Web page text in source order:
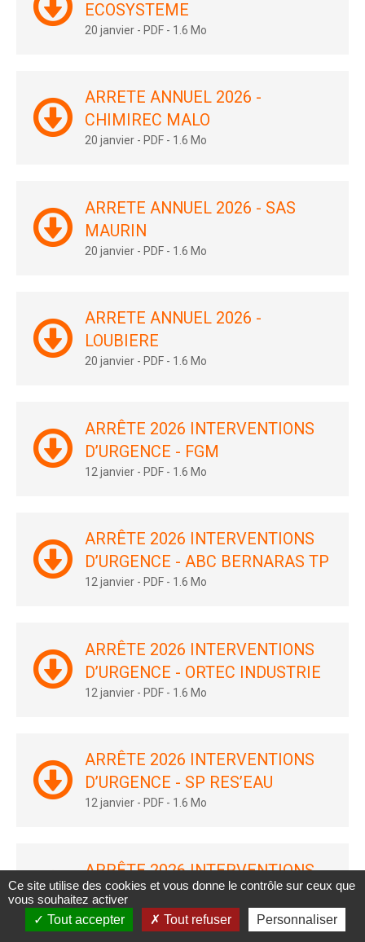
ECOSYSTEME
20 janvier - PDF - 1.6 Mo
ARRETE ANNUEL 2026 -
CHIMIREC MALO
20 janvier - PDF - 1.6 Mo
ARRETE ANNUEL 2026 - SAS
MAURIN
20 janvier - PDF - 1.6 Mo
ARRETE ANNUEL 2026 -
LOUBIERE
20 janvier - PDF - 1.6 Mo
ARRÊTE 2026 INTERVENTIONS
D’URGENCE - FGM
12 janvier - PDF - 1.6 Mo
ARRÊTE 2026 INTERVENTIONS
D’URGENCE - ABC BERNARAS TP
12 janvier - PDF - 1.6 Mo
ARRÊTE 2026 INTERVENTIONS
D’URGENCE - ORTEC INDUSTRIE
12 janvier - PDF - 1.6 Mo
ARRÊTE 2026 INTERVENTIONS
D’URGENCE - SP RES’EAU
12 janvier - PDF - 1.6 Mo
ARRÊTE 2026 INTERVENTIONS
D’URGENCE - DALL’AGNOLA
12 janvier PDF- 1.6 Mo
Ce site utilise des cookies et vous donne le contrôle sur ceux que
vous souhaitez activer
Tout accepter
Tout refuser Personnaliser